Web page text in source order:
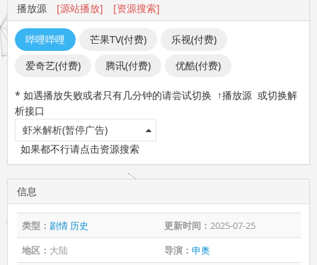
播放源 [源站播放] [资源搜索]
哔哩哔哩 芒果TV(付费)
乐视(付费)
爱奇艺(付费)
腾讯(付费) 优酷(付费)
* 如遇播放失败或者只有几分钟的请尝试切换 ↑播放源 或切换解
析接口
虾米解析(暂停广告)
如果都不行请点击资源搜索
信息
类型： 剧情 历史 更新时间： 2025-07-25
地区： 大陆 导演： 申奥